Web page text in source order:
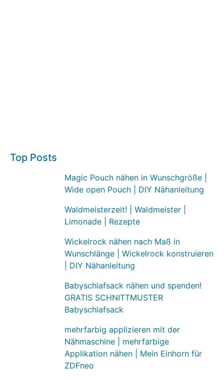
Top Posts
Magic Pouch nähen in Wunschgröße |
Wide open Pouch | DIY Nähanleitung
Waldmeisterzeit! | Waldmeister |
Limonade | Rezepte
Wickelrock nähen nach Maß in
Wunschlänge | Wickelrock konstruieren
| DIY Nähanleitung
Babyschlafsack nähen und spenden!
GRATIS SCHNITTMUSTER
Babyschlafsack
mehrfarbig applizieren mit der
Nähmaschine | mehrfarbige
Applikation nähen | Mein Einhorn für
ZDFneo